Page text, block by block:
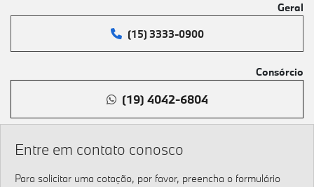
Entre em contato conosco
Para solicitar uma cotação, por favor, preencha o formulário
Geral
(15) 3333-0900
Consórcio
(19) 4042-6804